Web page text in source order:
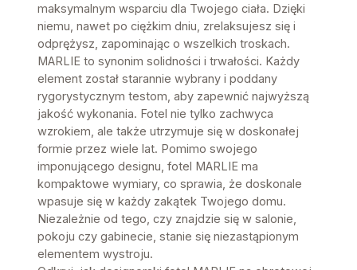
maksymalnym wsparciu dla Twojego ciała. Dzięki
niemu, nawet po ciężkim dniu, zrelaksujesz się i
odprężysz, zapominając o wszelkich troskach.
MARLIE to synonim solidności i trwałości. Każdy
element został starannie wybrany i poddany
rygorystycznym testom, aby zapewnić najwyższą
jakość wykonania. Fotel nie tylko zachwyca
wzrokiem, ale także utrzymuje się w doskonałej
formie przez wiele lat. Pomimo swojego
imponującego designu, fotel MARLIE ma
kompaktowe wymiary, co sprawia, że doskonale
wpasuje się w każdy zakątek Twojego domu.
Niezależnie od tego, czy znajdzie się w salonie,
pokoju czy gabinecie, stanie się niezastąpionym
elementem wystroju.